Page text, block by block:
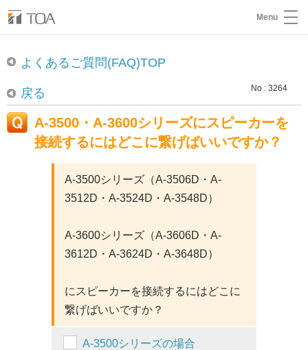
Menu
よくあるご質問(FAQ)TOP
戻る No : 3264
A-3500・A-3600シリーズにスピーカーを
接続するにはどこに繋げばいいですか？
A-3500シリーズ（A-3506D・A-
3512D・A-3524D・A-3548D）
A-3600シリーズ（A-3606D・A-
3612D・A-3624D・A-3648D）
にスピーカーを接続するにはどこに
繋げばいいですか？
A-3500シリーズの場合